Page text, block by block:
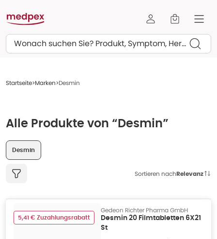
Suchen
Startseite Marken Desmin
Alle Produkte von “Desmin”
Desmin
Sortieren nachRelevanz
5,41 € Zuzahlungsrabatt
Gedeon Richter Pharma GmbH
Desmin 20 Filmtabletten 6X21
St